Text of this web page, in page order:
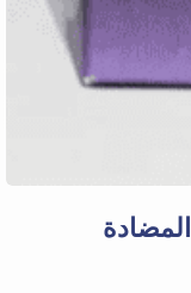
أمبولات CellByCell-Azulene المضادة